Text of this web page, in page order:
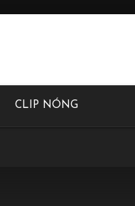
CLIP NÓNG